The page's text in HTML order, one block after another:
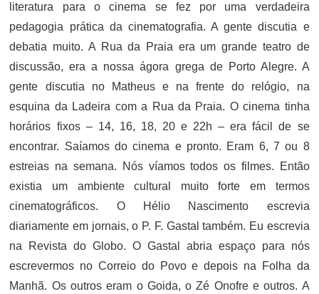
literatura para o cinema se fez por uma verdadeira
pedagogia prática da cinematografia. A gente discutia e
debatia muito. A Rua da Praia era um grande teatro de
discussão, era a nossa ágora grega de Porto Alegre. A
gente discutia no Matheus e na frente do relógio, na
esquina da Ladeira com a Rua da Praia. O cinema tinha
horários fixos – 14, 16, 18, 20 e 22h – era fácil de se
encontrar. Saíamos do cinema e pronto. Eram 6, 7 ou 8
estreias na semana. Nós víamos todos os filmes. Então
existia um ambiente cultural muito forte em termos
cinematográficos. O Hélio Nascimento escrevia
diariamente em jornais, o P. F. Gastal também. Eu escrevia
na Revista do Globo. O Gastal abria espaço para nós
escrevermos no Correio do Povo e depois na Folha da
Manhã. Os outros eram o Goida, o Zé Onofre e outros. A